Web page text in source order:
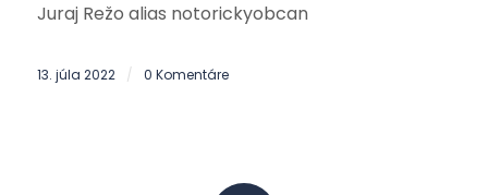
Juraj Režo alias notorickyobcan
13. júla 2022 / 0 Komentáre